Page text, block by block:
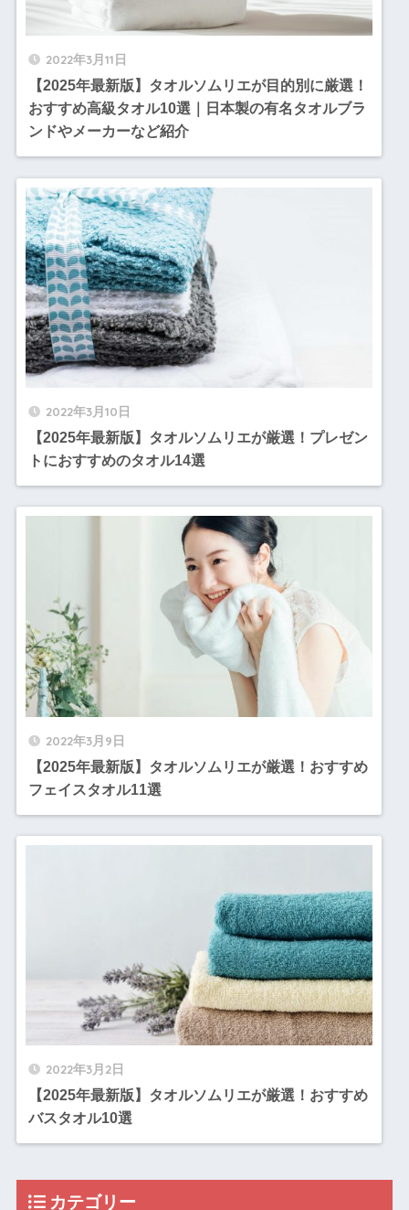
2022年3月11日
【2025年最新版】タオルソムリエが目的別に厳選！
おすすめ高級タオル10選｜日本製の有名タオルブラ
ンドやメーカーなど紹介
2022年3月10日
【2025年最新版】タオルソムリエが厳選！プレゼン
トにおすすめのタオル14選
2022年3月9日
【2025年最新版】タオルソムリエが厳選！おすすめ
フェイスタオル11選
2022年3月2日
【2025年最新版】タオルソムリエが厳選！おすすめ
バスタオル10選
カテゴリー